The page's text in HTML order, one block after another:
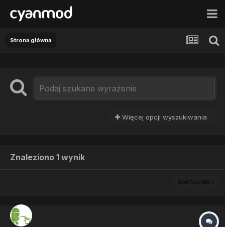
Strona główna
Więcej opcji wyszukiwania
Znaleziono 1 wynik
SORTUJ WG